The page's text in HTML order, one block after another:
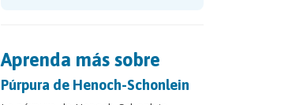
Aprenda más sobre
Púrpura de Henoch-Schonlein